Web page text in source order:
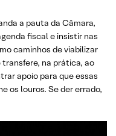
a pauta da Câmara,
fiscal e insistir nas
caminhos de viabilizar
na prática, ao
apoio para que essas
os louros. Se der errado,